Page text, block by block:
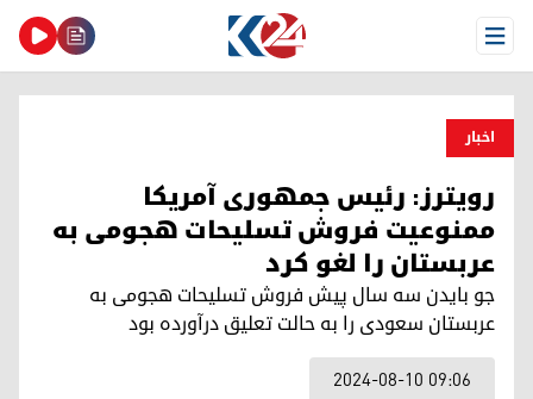
Open Menu
اخبار
رویترز: رئیس جمهوری آمریکا
ممنوعیت فروش تسلیحات هجومی به
عربستان را لغو کرد
جو بایدن سه سال پیش فروش تسلیحات هجومی به
عربستان سعودی را به حالت تعلیق درآورده بود
2024-08-10 09:06